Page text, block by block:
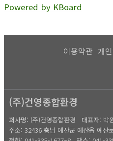
Powered by KBoard
이용약관 개
(주)건영종합환경
회사명: (주)건영종합환경 대표자: 박
주소: 32436 충남 예산군 예산읍 예산